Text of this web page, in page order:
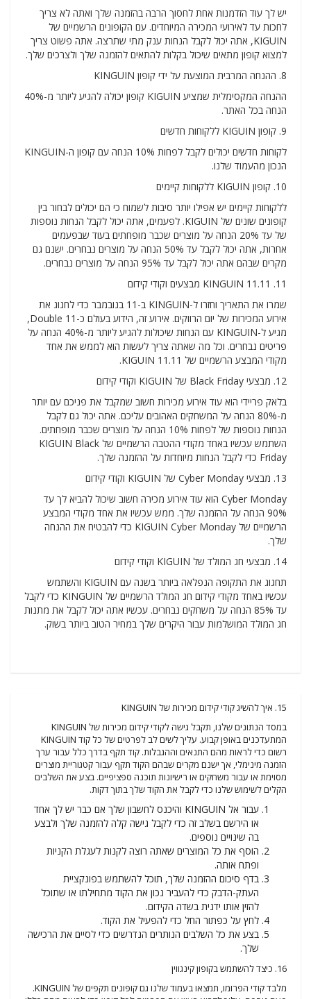
יש לך עוד הזדמנות אחת לחסוך הרבה בהזמנה שלך ואתה לא צריך
לחכות עד לאירועי המכירה המיוחדים. עם הקופונים הרשמיים של
KIGUIN, אתה יכול לקבל הנחות ענק מתי שתרצה. אתה פשוט צריך
למצוא קופון מתאים שיכול בקלות להתאים להזמנה שלך ולצרכים שלך.
8. ההנחה המרבית המוצעת על ידי קופון KINGUIN
ההנחה המקסימלית שמציע KIGUIN קופון יכולה להגיע ליותר מ-40%
הנחה בכל האתר.
9. קופון KIGUIN ללקוחות חדשים
לקוחות חדשים יכולים לקבל לפחות 10% הנחה עם קופון ה-KINGUIN
הנכון מהעמוד שלנו.
10. קופון KIGUIN ללקוחות קיימים
ללקוחות קיימים יש אפילו יותר סיבות לשמוח כי הם יכולים לבחור בין
קופונים שונים של KIGUIN. לפעמים, אתה יכול לקבל הנחות נוספות
של עד 20% הנחה על מוצרים שכבר מופחתים בעוד שבפעמים
אחרות, אתה יכול לקבל עד 50% הנחה על מוצרים נבחרים. ישנם גם
מקרים שבהם אתה יכול לקבל עד 95% הנחה על מוצרים נבחרים.
11. KINGUIN 11.11 מבצעים וקודי קידום
שמרו את התאריך וחזרו ל-KINGUIN ב-11 בנובמבר כדי לחגוג את
אירוע המכירות של יום הרווקים. אירוע זה, הידוע בעולם כ-Double 11,
מגיע ל-KINGUIN עם הנחות שיכולות להגיע ליותר מ-40% הנחה על
פריטים נבחרים. וכל מה שאתה צריך לעשות הוא לממש את אחד
מקודי המבצע הרשמיים של KIGUIN 11.11.
12. מבצעי Black Friday של KIGUIN וקודי קידום
בלאק פריידי הוא עוד אירוע מכירות חשוב שמקבל את פניכם עם יותר
מ-80% הנחה על המשחקים האהובים עליכם. אתה יכול גם לקבל
הנחות נוספות של לפחות 10% הנחה על מוצרים שכבר מופחתים.
השתמש עכשיו באחד מקודי ההטבה הרשמיים של KIGUIN Black
Friday כדי לקבל הנחות מיוחדות על ההזמנה שלך.
13. מבצעי Cyber ​​​​Monday של KIGUIN וקודי קידום
Cyber ​​​​Monday הוא עוד אירוע מכירה חשוב שיכול להביא לך עד
90% הנחה על ההזמנה שלך. ממש עכשיו את אחד מקודי המבצע
הרשמיים של KIGUIN Cyber ​​​​Monday כדי להבטיח את ההנחה
שלך.
14. מבצעי חג המולד של KIGUIN וקודי קידום
תחגוג את התקופה הנפלאה ביותר בשנה עם KIGUIN והשתמש
עכשיו באחד מקודי קידום חג המולד הרשמיים של KINGUIN כדי לקבל
עד 85% הנחה על משחקים נבחרים. עכשיו אתה יכול לקבל את מתנות
חג המולד המושלמות עבור היקרים שלך במחיר הטוב ביותר בשוק.
15. איך להשיג קודי קידום מכירות של KINGUIN
במסד הנתונים שלנו, תקבל גישה לקודי קידום מכירות של KINGUIN
המתעדכנים באופן קבוע. עליך לשים לב לפרטים של כל קוד KINGUIN
רשום כדי לראות מהם התנאים וההגבלות. קוד תקף בדרך כלל עבור ערך
הזמנה מינימלי, אך ישנם מקרים שבהם הקוד תקף עבור קטגוריית מוצרים
מסוימת או עבור משחקים או רישיונות תוכנה ספציפיים. בצע את השלבים
הקלים לשימוש שלנו כדי לקבל את הקוד שלך בתוך דקות.
עבור אל KINGUIN והיכנס לחשבון שלך אם כבר יש לך אחד
או הירשם בשלב זה כדי לקבל גישה קלה להזמנה שלך ולבצע
בה שינויים נוספים.
הוסף את כל המוצרים שאתה רוצה לקנות לעגלת הקניות
ופתח אותה.
בדף סיכום ההזמנה שלך, תוכל להשתמש בפונקציית
העתק-הדבק כדי להעביר נכון את הקוד מתחילתו או שתוכל
להזין אותו ידנית בשדה הקידום.
לחץ על כפתור החל כדי להפעיל את הקוד.
בצע את כל השלבים הנותרים הנדרשים כדי לסיים את הרכישה
שלך.
16. כיצד להשתמש בקופון קינגווין
מלבד קודי הפרומו, תמצאו בעמוד שלנו גם קופונים תקפים של KINGUIN.